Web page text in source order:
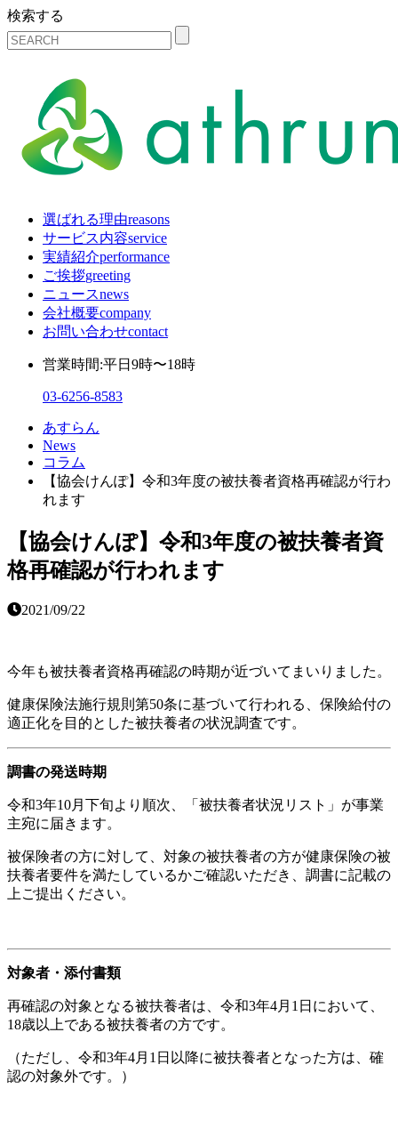
検索する
選ばれる理由reasons
サービス内容service
実績紹介performance
ご挨拶greeting
ニュースnews
会社概要company
お問い合わせcontact
営業時間:平日9時〜18時
03-6256-8583
あすらん
News
コラム
【協会けんぽ】令和3年度の被扶養者資格再確認が行わ
れます
【協会けんぽ】令和3年度の被扶養者資
格再確認が行われます
2021/09/22
今年も被扶養者資格再確認の時期が近づいてまいりました。
健康保険法施行規則第50条に基づいて行われる、保険給付の
適正化を目的とした被扶養者の状況調査です。
調書の発送時期
令和3年10月下旬より順次、「被扶養者状況リスト」が事業
主宛に届きます。
被保険者の方に対して、対象の被扶養者の方が健康保険の被
扶養者要件を満たしているかご確認いただき、調書に記載の
上ご提出ください。
対象者・添付書類
再確認の対象となる被扶養者は、令和3年4月1日において、
18歳以上である被扶養者の方です。
（ただし、令和3年4月1日以降に被扶養者となった方は、確
認の対象外です。）